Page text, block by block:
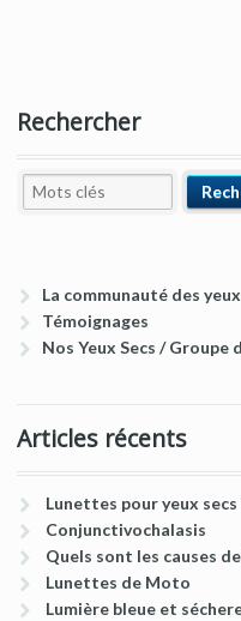
Rechercher
La communauté des
Témoignages
Nos Yeux Secs / Groupe
Articles récents
Lunettes pour yeux secs
Conjunctivochalasis
Quels sont les causes
Lunettes de Moto
Lumière bleue et